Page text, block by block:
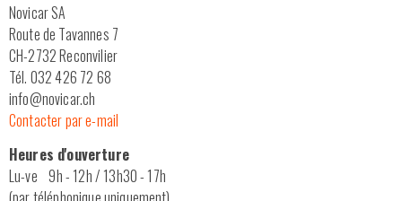
Novicar SA
Route de Tavannes 7
CH-2732 Reconvilier
Tél. 032 426 72 68
info@novicar.ch
Contacter par e-mail
Heures d'ouverture
Lu-ve 9h - 12h / 13h30 - 17h